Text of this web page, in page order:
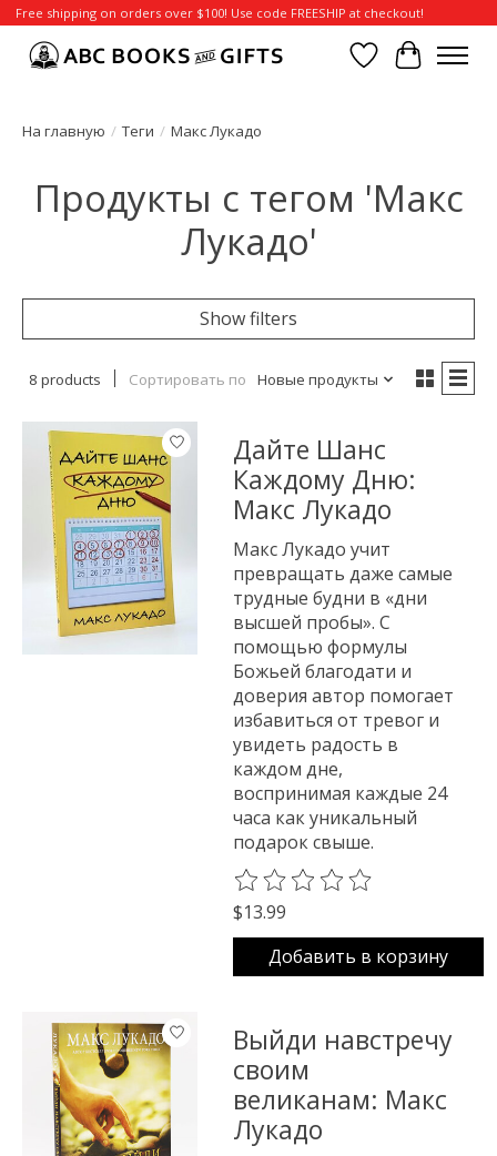
Free shipping on orders over $100! Use code FREESHIP at checkout!
Отложенные
Корзина
На главную / Теги / Макс Лукадо
Продукты с тегом 'Макс
Лукадо'
Show filters
8 products Сортировать по Новые продукты
Дайте Шанс
Каждому Дню:
Макс Лукадо
Макс Лукадо учит
превращать даже самые
трудные будни в «дни
высшей пробы». С
помощью формулы
Божьей благодати и
доверия автор помогает
избавиться от тревог и
увидеть радость в
каждом дне,
воспринимая каждые 24
часа как уникальный
подарок свыше.
The rating of this product is
$13.99
Добавить в корзину
Выйди навстречу
своим
великанам: Макс
Лукадо